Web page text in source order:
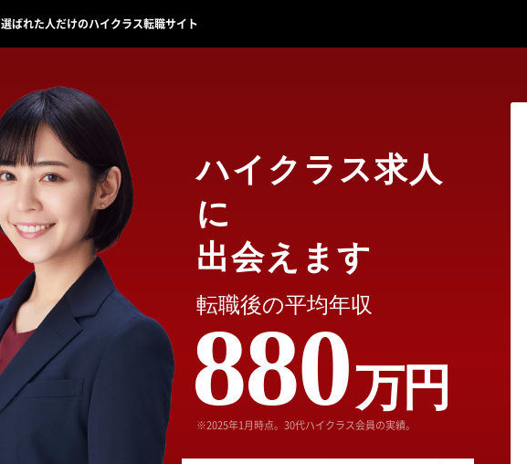
選ばれた人だけのハイクラス転職サイト
ハイクラス求人
に
出会えます
転職後の平均年収
880万円
※2025年1月時点。30代ハイクラス会員の実績。